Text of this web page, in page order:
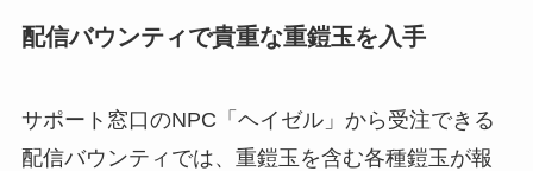
配信バウンティで貴重な重鎧玉を入手
サポート窓口のNPC「ヘイゼル」から受注できる
配信バウンティでは、重鎧玉を含む各種鎧玉が報